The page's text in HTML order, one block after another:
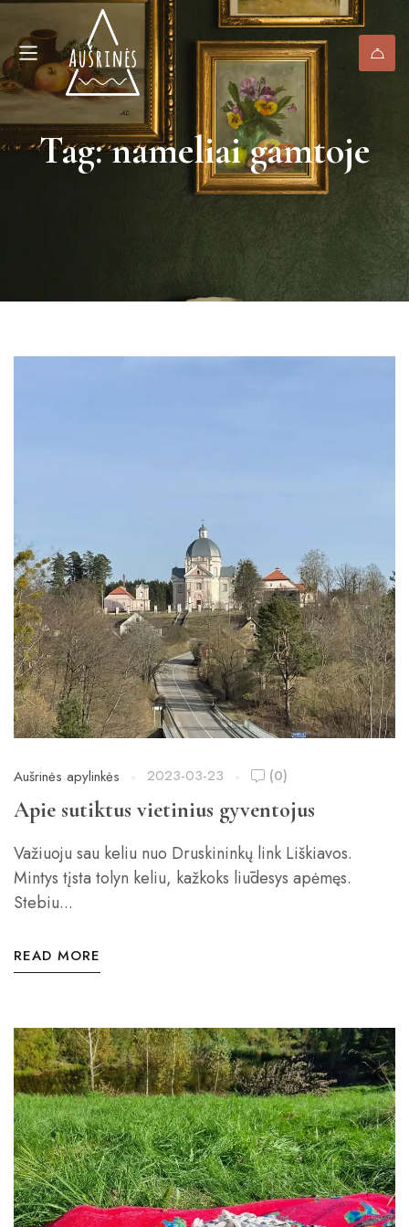
Tag: nameliai gamtoje
Aušrinės apylinkės 2023-03-23 (0)
Apie sutiktus vietinius gyventojus
Važiuoju sau keliu nuo Druskininkų link Liškiavos.
Mintys tįsta tolyn keliu, kažkoks liūdesys apėmęs.
Stebiu...
READ MORE